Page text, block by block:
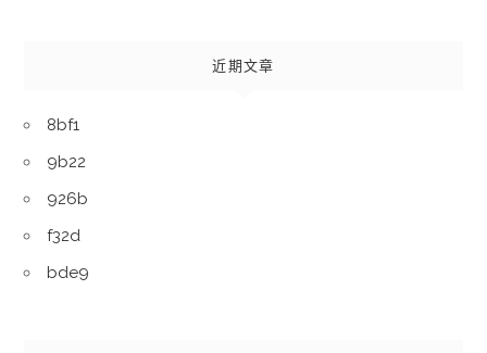
近期文章
8bf1
9b22
926b
f32d
bde9